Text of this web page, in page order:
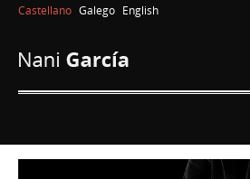
Castellano Galego English